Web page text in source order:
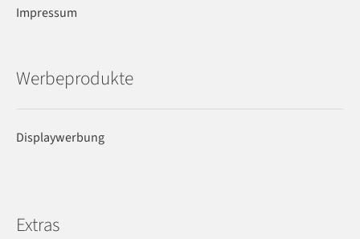
Impressum
Werbeprodukte
Displaywerbung
Extras